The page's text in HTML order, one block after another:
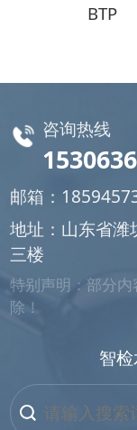
BTP
咨询热线
邮箱：
地址：山东省潍
三楼
特别声明：部分
除！
智